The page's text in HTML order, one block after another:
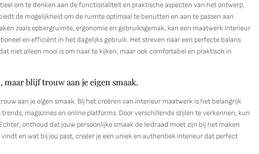
om te denken aan de functionaliteit en praktische aspecten van het ontwerp.
de mogelijkheid om de ruimte optimaal te benutten en aan te passen aan
zoals opbergruimte, ergonomie en gebruiksgemak, kan een maatwerk interieur
en efficiënt in het dagelijks gebruik. Het streven naar een perfecte balans
niet alleen mooi is om naar te kijken, maar ook comfortabel en praktisch in
blijf trouw aan je eigen smaak.
aan je eigen smaak. Bij het creëren van interieur maatwerk is het belangrijk
magazines en online platforms. Door verschillende stijlen te verkennen, kun
onthoud dat jouw persoonlijke smaak de leidraad moet zijn bij het maken
en wat bij jou past, creëer je een uniek en authentiek interieur dat perfect